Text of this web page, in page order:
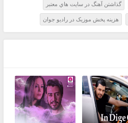
گذاشتن آهنگ در سايت هاي معتبر
هزينه پخش موزيک در راديو جوان